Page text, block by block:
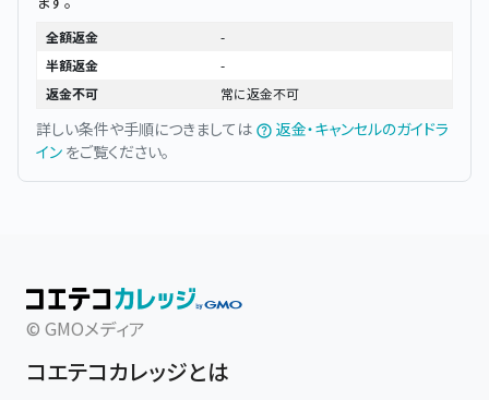
全額返金
-
半額返金
-
返金不可
常に返金不可
詳しい条件や手順につきましては
返金・キャンセルのガイドラ
イン をご覧ください。
© GMOメディア
コエテコカレッジとは